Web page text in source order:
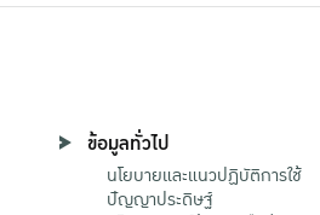
ข้อมูลทั่วไป
นโยบายและแนวปฏิบัติการใช้
ปัญญาประดิษฐ์